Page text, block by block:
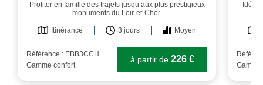
Profiter en famille des trajets jusqu’aux plus prestigieux
monuments du Loir-et-Cher.
Itinérance 3 jours Moyen
Référence : EBB3CCH
Gamme confort
à partir de 226 €
Idéal